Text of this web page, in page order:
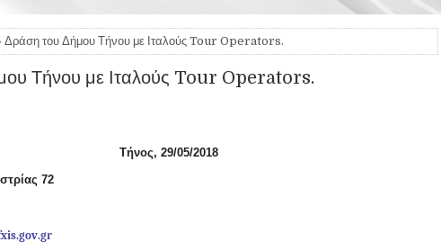
Δράση του Δήμου Τήνου με Ιταλούς Tour Operators.
Τήνου με Ιταλούς Tour Operators.
Τήνος, 29/05/2018
Ευαγγελιστρίας 72
.gov.gr